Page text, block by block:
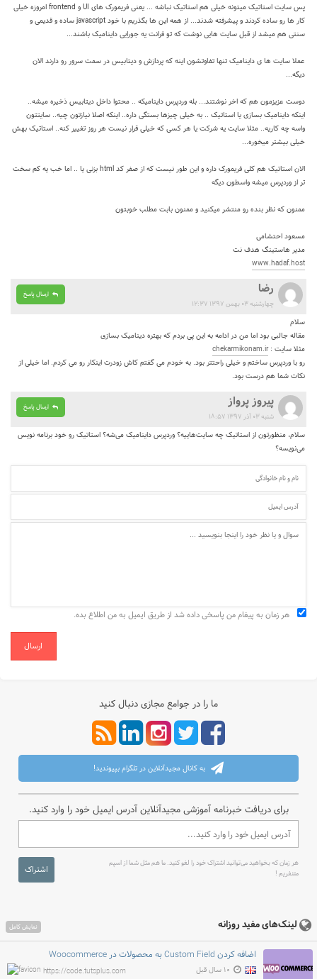
پس سایت استاتیک میتونه خیلی هم استاتیک نباشه ... یعنی فریمورک های UI و frontend امروزه خیلی
کار ها رو ساده کردند و پیشرفته شدند... از همه این ها بگذریم با خود javascript ساده و قدیمی و
سنتی هم میشد از قبل سایت هایی نوشت که تو فرانت یه جورایی داینامیک باشند...
عملا سایت ها ی داینامیک تنها تفاوتشون اینه که پردازش و دیتابیس در سمت سرور رو دارند الان
دیگه...
دوست عزیزمون هم که اخر نوشتند... بله وردپرس داینامیکه .. محتوا داخل دیتابیس ذخیره میشه..
اینکه داینامیک بسازی یا استاتیک .. به خیلی چیزها بستگی داره.. اینکه اصلا نیازتون چیه.. سایتتون
واسه چه کاریه.. مثلا سایت یه شرکت یا هر کسی که خیلی قرار نیست هر روز تغییر کنه.. استاتیک بهش
خیلی بیشتر میخوره...
الان استاتیک هم کلی فریمورک داره و این طور نیست که از صفر کد html بزنی یا .. اما خب یه کم سخت
تر از وردپرس میشه واسطون دیگه
ممنون که نظر بنده رو منتشر میکنید و ممنون بابت مطلب خوبتون
مسعود احتشامی
مدیر هاستینگ هدف نت
www.hadaf.host
ارسال پاسخ رضا
چهارشنبه ۰۳ بهمن ۱۳۹۷ ۱۲:۳۷
سلام
مقاله جالبی بود اما من در ادامه به این پی بردم که بهتره دینامیک بسازی
مثلا سایت :chekarmikonam.ir
رو با وردپرس ساختم و خیلی راحتتر بود. به خودم می گفتم کاش زودرت اینکار رو می کردم. اما خیلی از
نکات شما هم درست بود.
ارسال پاسخ پیروز پرواز
شنبه ۰۳ آذر ۱۳۹۷ ۱۸:۵۷
سلام، منظورتون از استاتیک چه سایت‌هاییه؟ وردپرس داینامیک می‌شه؟ استاتیک رو خود برنامه نویس
می‌نویسه؟
هر زمان به پیغام من پاسخی داده شد از طریق ایمیل به من اطلاع بده.
ارسال
ما را در جوامع مجازی دنبال کنید
به کانال مجیدآنلاین در تلگرام بپیوندید!
برای دریافت خبرنامه آموزشی مجیدآنلاین آدرس ایمیل خود را وارد کنید.
هر زمان که بخواهید می‌توانید اشتراک خود را لغو کنید. ما هم مثل شما از اسپم
متنفریم !
اشتراک
لینک‌های مفید روزانه نمایش کامل
اضافه کردن Custom Field به محصولات در Woocommerce
https://code.tutsplus.com ۱۰ سال قبل